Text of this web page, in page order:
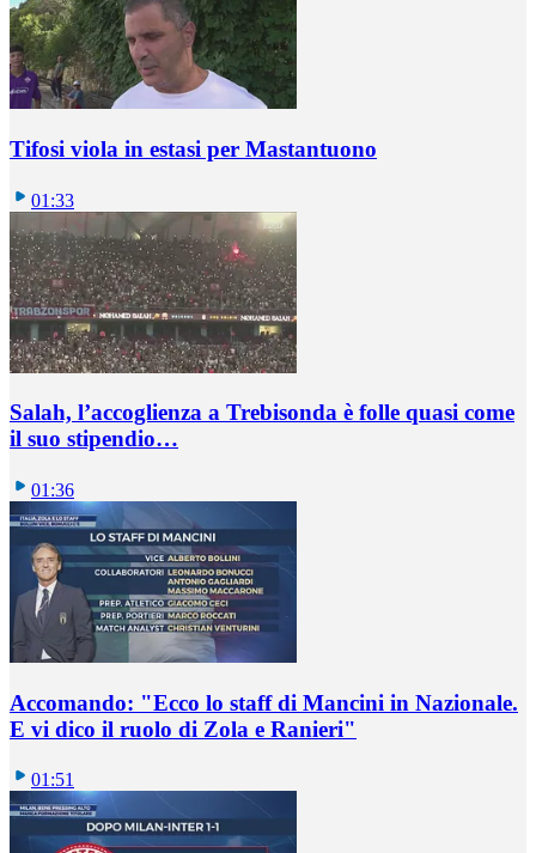
Tifosi viola in estasi per Mastantuono
01:33
Salah, l’accoglienza a Trebisonda è folle quasi come
il suo stipendio…
01:36
Accomando: "Ecco lo staff di Mancini in Nazionale.
E vi dico il ruolo di Zola e Ranieri"
01:51